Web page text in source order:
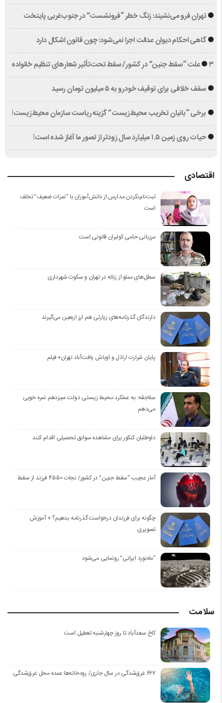
تهران فرو می‌نشیند؛ زنگ خطر “فرونشست” در جنوب‌غربی پایتخت
گاهی احکام دیوان عدالت اجرا نمی‌شود؛ چون قانون اشکال دارد
۳ علت “سقط جنین” در کشور/ سقط تحت‌تأثیر شعارهای تنظیم خانواده
سقف خلافی برای توقیف خودرو به ۵ میلیون تومان رسید
برخی “بانیان تخریب محیط‌زیست” گزینه‌ ریاست سازمان محیط‌زیست!
حیات روی زمین ۱.۵ میلیارد سال زودتر از تصور ما آغاز شده است!
اقتصادی
ثبت‌نام‌نکردن مدارس از دانش‌آموزان با “نمرات ضعیف” تخلف
است
مرزبانی حامی کولبران قانونی است
سطل‌های مملو از زباله در تهران و سکوت شهرداری
دارندگان گذرنامه‌های زیارتی هم ارز اربعین می‌گیرند
پایان شرارت اراذل و اوباش یافت‌آباد تهران+ فیلم
سلاجقه: به عملکرد محیط زیستی دولت سیزدهم نمره خوبی
می‌دهم
داوطلبان کنکور برای مشاهده سوابق تحصیلی اقدام کنند
آمار عجیب “سقط جنین” در کشور/ نجات ۴۵۵۰ فرزند از سقط
چگونه برای فرزندان درخواست گذرنامه بدهیم؟ + آموزش
تصویری
“ماه‌نورد ایرانی” رو‌نمایی می‌شود
سلامت
کاخ سعدآباد تا روز چهارشنبه تعطیل است
۶۶۷ غرق‌شدگی در سال جاری/ رودخانه‌ها عمده محل غرق‌شدگی